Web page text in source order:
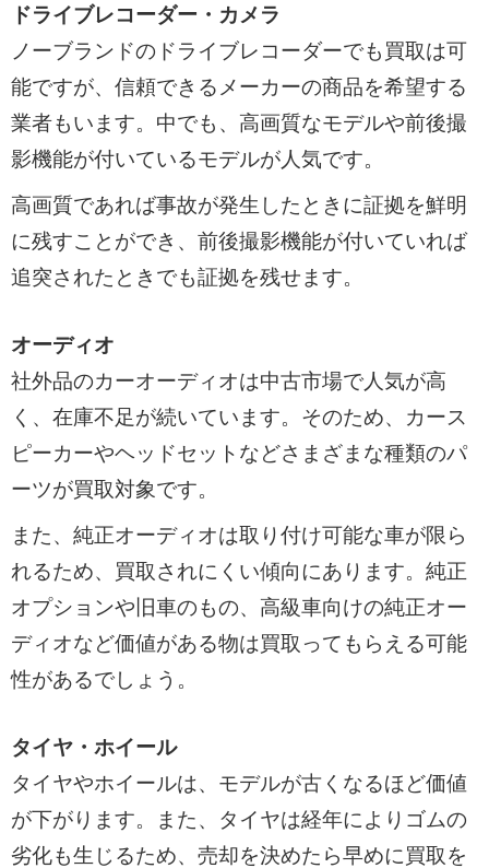
ドライブレコーダー・カメラ
ノーブランドのドライブレコーダーでも買取は可
能ですが、信頼できるメーカーの商品を希望する
業者もいます。中でも、高画質なモデルや前後撮
影機能が付いているモデルが人気です。
高画質であれば事故が発生したときに証拠を鮮明
に残すことができ、前後撮影機能が付いていれば
追突されたときでも証拠を残せます。
オーディオ
社外品のカーオーディオは中古市場で人気が高
く、在庫不足が続いています。そのため、カース
ピーカーやヘッドセットなどさまざまな種類のパ
ーツが買取対象です。
また、純正オーディオは取り付け可能な車が限ら
れるため、買取されにくい傾向にあります。純正
オプションや旧車のもの、高級車向けの純正オー
ディオなど価値がある物は買取ってもらえる可能
性があるでしょう。
タイヤ・ホイール
タイヤやホイールは、モデルが古くなるほど価値
が下がります。また、タイヤは経年によりゴムの
劣化も生じるため、売却を決めたら早めに買取を